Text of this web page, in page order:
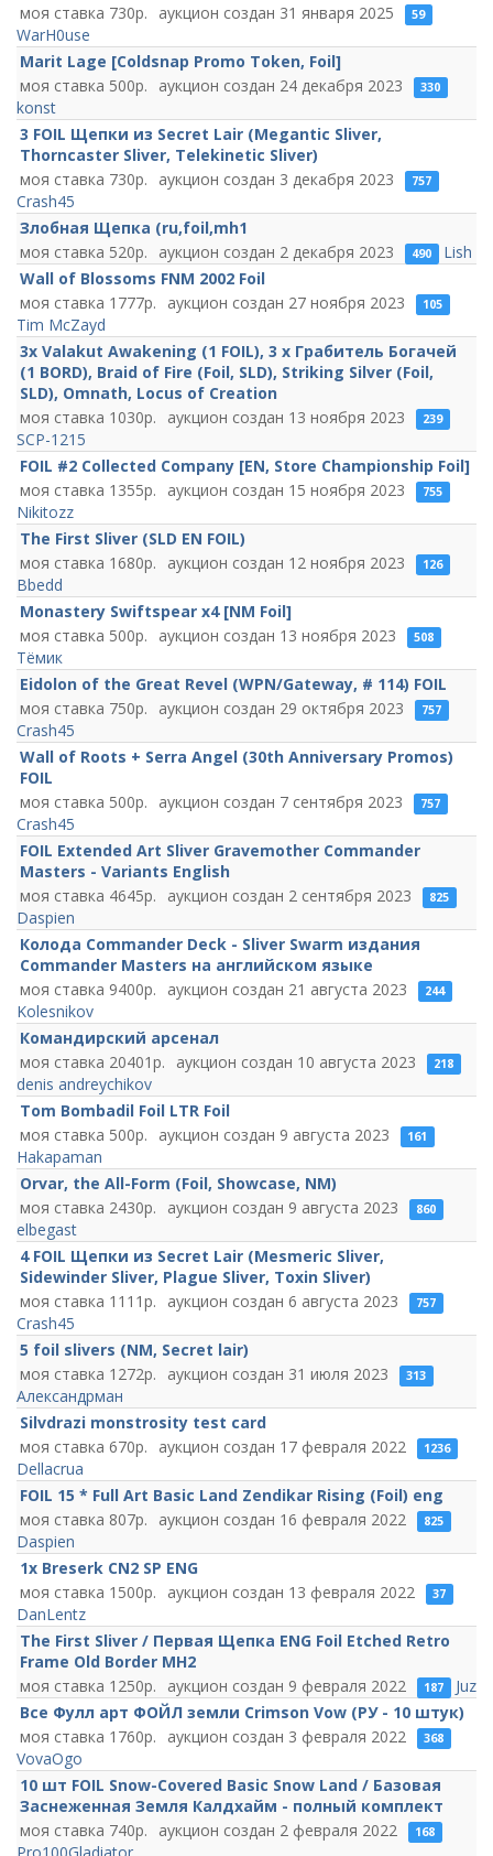
730
31 января 2025 59
WarH0use
Marit Lage [Coldsnap Promo Token, Foil]
500
24 декабря 2023 330
konst
3 FOIL Щепки из Secret Lair (Megantic Sliver,
Thorncaster Sliver, Telekinetic Sliver)
730
3 декабря 2023 757
Crash45
Злобная Щепка (ru,foil,mh1
520
2 декабря 2023 490
Lish
Wall of Blossoms FNM 2002 Foil
1777
27 ноября 2023 105
Tim McZayd
3x Valakut Awakening (1 FOIL), 3 x Грабитель Богачей
(1 BORD), Braid of Fire (Foil, SLD), Striking Silver (Foil,
SLD), Omnath, Locus of Creation
1030
13 ноября 2023 239
SCP-1215
FOIL #2 Collected Company [EN, Store Championship Foil]
1355
15 ноября 2023 755
Nikitozz
The First Sliver (SLD EN FOIL)
1680
12 ноября 2023 126
Bbedd
Monastery Swiftspear x4 [NM Foil]
500
13 ноября 2023 508
Тёмик
Eidolon of the Great Revel (WPN/Gateway, # 114) FOIL
750
29 октября 2023 757
Crash45
Wall of Roots + Serra Angel (30th Anniversary Promos)
FOIL
500
7 сентября 2023 757
Crash45
FOIL Extended Art Sliver Gravemother Commander
Masters - Variants English
4645
2 сентября 2023 825
Daspien
Колода Commander Deck - Sliver Swarm издания
Commander Masters на английском языке
9400
21 августа 2023 244
Kolesnikov
Командирский арсенал
20401
10 августа 2023 218
denis andreychikov
Tom Bombadil Foil LTR Foil
500
9 августа 2023 161
Hakapaman
Orvar, the All-Form (Foil, Showcase, NM)
2430
9 августа 2023 860
elbegast
4 FOIL Щепки из Secret Lair (Mesmeric Sliver,
Sidewinder Sliver, Plague Sliver, Toxin Sliver)
1111
6 августа 2023 757
Crash45
5 foil slivers (NM, Secret lair)
1272
31 июля 2023 313
Александрман
Silvdrazi monstrosity test card
670
17 февраля 2022 1236
Dellacrua
FOIL 15 * Full Art Basic Land Zendikar Rising (Foil) eng
807
16 февраля 2022 825
Daspien
1x Breserk CN2 SP ENG
1500
13 февраля 2022 37
DanLentz
The First Sliver / Первая Щепка ENG Foil Etched Retro
Frame Old Border MH2
1250
9 февраля 2022 187
Juz
Все Фулл арт ФОЙЛ земли Crimson Vow (РУ - 10 штук)
1760
3 февраля 2022 368
VovaOgo
10 шт FOIL Snow-Covered Basic Snow Land / Базовая
Заснеженная Земля Калдхайм - полный комплект
740
2 февраля 2022 168